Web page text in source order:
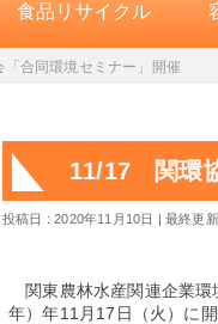
食品リサイクル
合同環境セミナー」開催
11/17 関環
投稿日 : 2020年11月10日 最終更
関東農林水産関連企業環
年）年11月17日（火）に開